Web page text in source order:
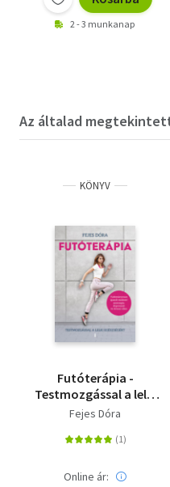
2 - 3 munkanap
Az általad
KÖNYV
Futóterápia -
Testmozgással a lelki
egészségért
Fejes Dóra
Online ár: